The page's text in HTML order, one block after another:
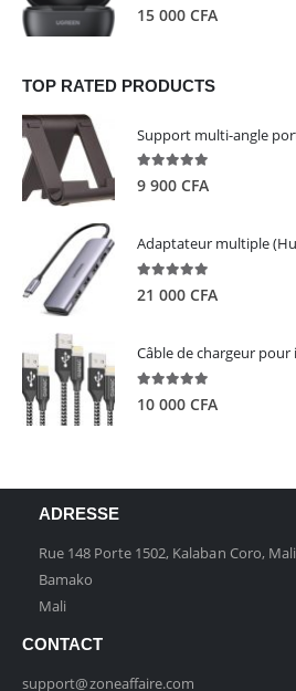
0 out of 5
15 000 CFA
TOP RATED PRODUCTS
5.00out of 5
9 900 CFA
5.00out of 5
21 000 CFA
5.00out of 5
10 000 CFA
ADRESSE
Rue 148 Porte 1502, Kalaban Coro, Mali
Bamako
Mali
CONTACT
support@zoneaffaire.com